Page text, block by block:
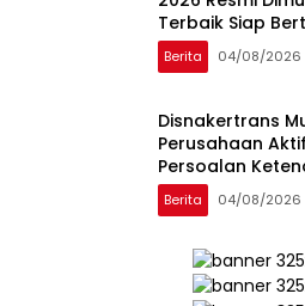
Terbaik Siap
Berita 04/08/2026
Disnakertrans
Perusahaan
Persoalan
Berita 04/08/2026